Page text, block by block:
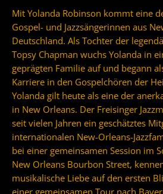
Mit Yolanda Robinson kommt eine
Gospel- und Jazzsängerinnen aus
Deutschland. Als Tochter der
Topsy Chapman wuchs Yolanda in
geprägten Familie auf und begann
Karriere in den Gospelchören der
Yolanda gilt heute als eine der
in New Orleans. Der Freisinger
seit vielen Jahren ein geschätztes
internationalen New-Orleans-
bei einer gemeinsamen Session im
New Orleans Bourbon Street,
musikalische Liebe auf den ersten